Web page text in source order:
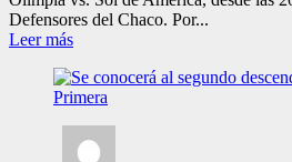
Defensores del Chaco. Por...
Leer más